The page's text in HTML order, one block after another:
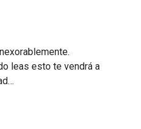
leas esto te vendrá a